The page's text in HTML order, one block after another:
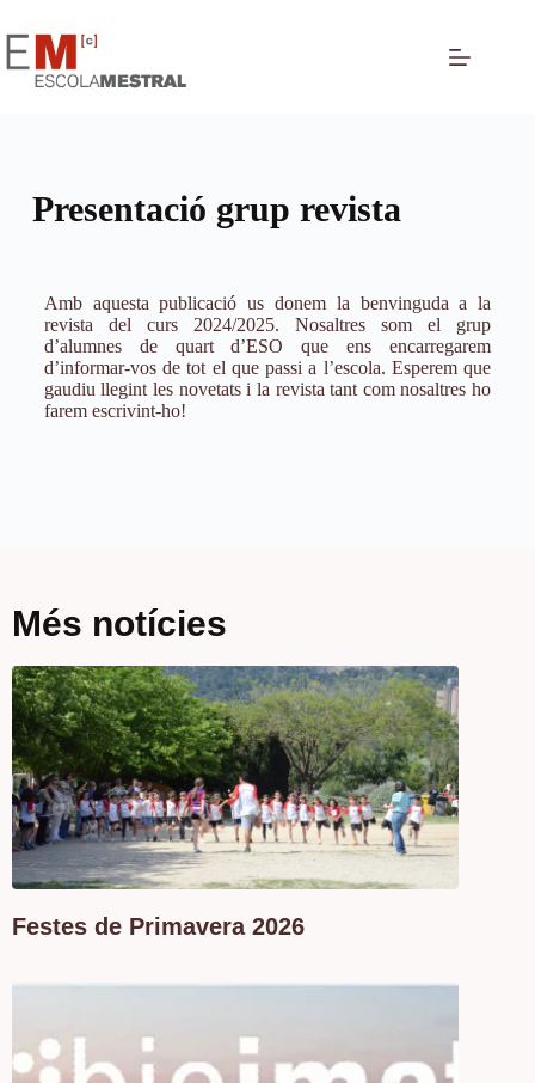
Presentació grup revista
Amb aquesta publicació us donem la benvinguda a la
revista del curs 2024/2025. Nosaltres som el grup
d’alumnes de quart d’ESO que ens encarregarem
d’informar-vos de tot el que passi a l’escola. Esperem que
gaudiu llegint les novetats i la revista tant com nosaltres ho
farem escrivint-ho!
Més notícies
Festes de Primavera 2026